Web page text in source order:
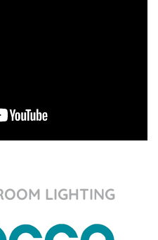
LIGHTING